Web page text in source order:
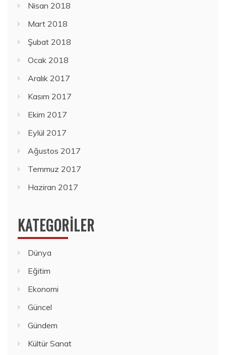
Nisan 2018
Mart 2018
Şubat 2018
Ocak 2018
Aralık 2017
Kasım 2017
Ekim 2017
Eylül 2017
Ağustos 2017
Temmuz 2017
Haziran 2017
KATEGORILER
Dünya
Eğitim
Ekonomi
Güncel
Gündem
Kültür Sanat